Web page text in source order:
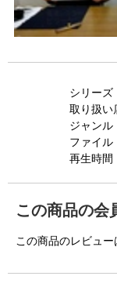
シリーズ
取り扱い
ジャンル
ファイル
再生時間
この商品の会
この商品のレビュー